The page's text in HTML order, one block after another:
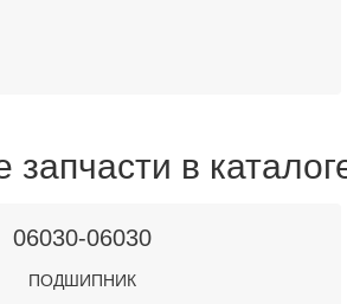
в
06030-06030
ПОДШИПНИК